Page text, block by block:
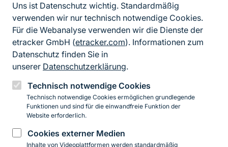
Uns ist Datenschutz wichtig. Standardmäßig
verwenden wir nur technisch notwendige Cookies.
Für die Webanalyse verwenden wir die Dienste der
etracker GmbH (etracker.com). Informationen zum
Datenschutz finden Sie in
unserer Datenschutzerklärung.
Technisch notwendige Cookies
Technisch notwendige Cookies ermöglichen grundlegende
Funktionen und sind für die einwandfreie Funktion der
Website erforderlich.
Cookies externer Medien
Inhalte von Videoplattformen werden standardmäßig
FußzeileKontakt zum BfN
Kontaktformular
Erklärung zur Barrierefreiheit
Impressum
Datenschutz
InstagramFacebookYouTubeLinkedIn